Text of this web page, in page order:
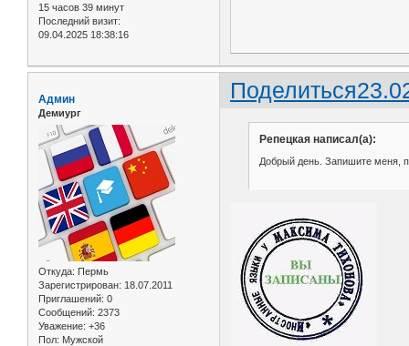
15 часов 39 минут
Последний визит:
09.04.2025 18:38:16
Поделиться
Админ
Демиург
Откуда: Пермь
Зарегистрирован: 18.07.2011
Приглашений: 0
Сообщений: 2373
Уважение: +36
Пол: Мужской
Репецкая написал(а):
Добрый день. Запишите меня,